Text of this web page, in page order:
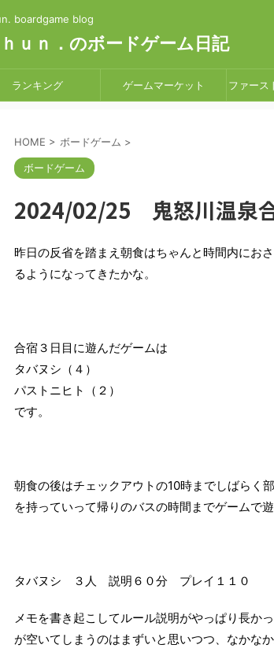
boardgame blog
ｈｕｎ．のボードゲーム日記
ランキング ゲームマーケット ファース
HOME > ボードゲーム >
ボードゲーム
2024/02/25 鬼怒川温泉
昨日の反省を踏まえ朝食はちゃんと時間内にお
るようになってきたかな。
合宿３日目に遊んだゲームは
タバヌシ（４）
パストニヒト（２）
です。
朝食の後はチェックアウトの10時までしばらく
を持っていって帰りのバスの時間までゲームで遊
タバヌシ ３人 説明６０分 プレイ１１０
メモを書き起こしてルール説明がやっぱり長か
が空いてしまうのはまずいと思いつつ、なかな